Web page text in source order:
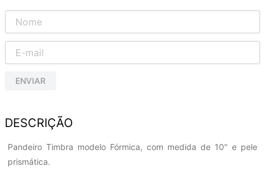
ENVIAR
DESCRIÇÃO
Pandeiro Timbra modelo Fórmica, com medida de 10" e pele
prismática.